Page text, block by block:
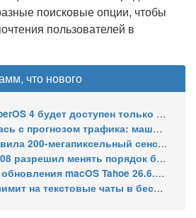
поисковые опции, чтобы
пользователей в
что нового
доступен только на флагманских чипсетах
трафика: машины обошли людей в мае 2026
сенсор ISOCELL HPC с DeepPix
менять порядок блоков шторки
15.7.9 и Sonoma 14.8.9 для устранения уязвимости общего доступа к экрану
текстовые чаты в бесплатном ChatGPT